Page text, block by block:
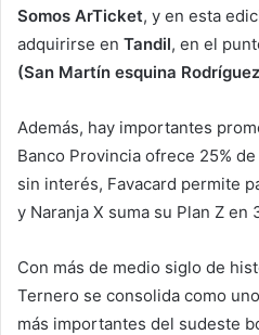
Somos ArTicket, y en esta
adquirirse en Tandil, en el
(San Martín esquina
Además, hay importantes
Banco Provincia ofrece 25%
sin interés, Favacard permite
y Naranja X suma su Plan Z en
Con más de medio siglo de
Ternero se consolida como
más importantes del sudeste